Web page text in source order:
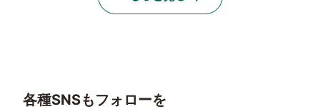
各種SNSもフォローを